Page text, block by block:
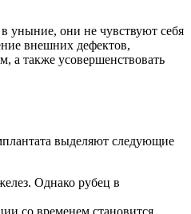
уныние, они не чувствуют себя
внешних дефектов,
а также усовершенствовать
выделяют следующие
Однако рубец в